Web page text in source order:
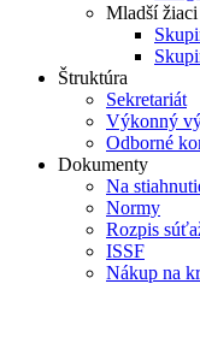
Mladší žiaci
Štruktúra
Sekretariát
Výkonný
Odborné
Dokumenty
Na
Normy
Rozpis
ISSF
Nákup na